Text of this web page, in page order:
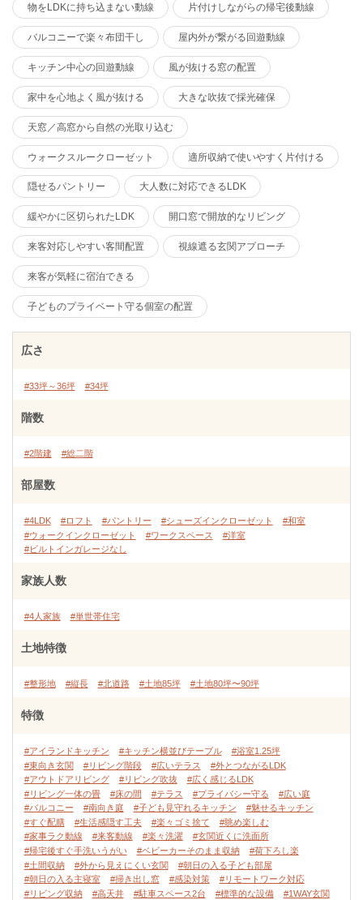
物をLDKに持ち込まない動線 片付けしながらの帰宅後動線
バルコニーで楽々布団干し 屋内外が繋がる回遊動線
キッチン中心の回遊動線 風が抜ける窓の配置
家中を心地よく風が抜ける 大きな吹抜で採光確保
天窓／高窓から自然の光取り込む
ウォークスルークローゼット 適所収納で使いやすく片付ける
隠せるパントリー 大人数に対応できるLDK
緩やかに区切られたLDK 開口窓で開放的なリビング
来客対応しやすい客間配置 視線遮る玄関アプローチ
来客が気軽に宿泊できる
子どものプライベート守る個室の配置
広さ
#33坪～36坪 #34坪
階数
#2階建 #総二階
部屋数
#4LDK #ロフト #パントリー #シューズインクローゼット
#和室
#ウォークインクローゼット
#ワークスペース
#洋室
#ビルトインガレージなし
家族人数
#4人家族 #単世帯住宅
土地特徴
#整形地 #縦長 #北道路 #土地85坪 #土地80坪〜90坪
特徴
#アイランドキッチン #キッチン横並びテーブル
#浴室1.25坪
#東向き玄関
#リビング階段 #広いテラス
#外とつながるLDK
#アウトドアリビング
#リビング吹抜
#広く感じるLDK
#リビング一体の畳
#床の間 #テラス #プライバシー守る
#広い庭
#バルコニー
#南向き庭 #子ども見守れるキッチン
#魅せるキッチン
#すぐ配膳
#生活感隠す工夫 #楽々ゴミ捨て
#眺め楽しむ
#家事ラク動線
#来客動線 #楽々洗濯
#玄関近くに洗面所
#帰宅後すぐ手洗いうがい
#ベビーカーそのまま収納
#荷下ろし楽
#土間収納
#外から見えにくい玄関
#朝日の入る子ども部屋
#朝日の入る主寝室
#掃き出し窓 #感染対策
#リモートワーク対応
#リビング収納
#高天井 #駐車スペース2台 #標準的な設備 #1WAY玄関